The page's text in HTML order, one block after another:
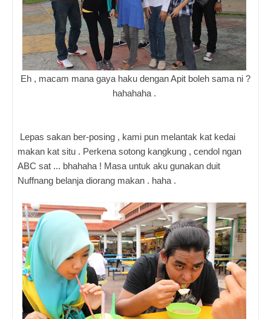
Eh , macam mana gaya haku dengan Apit boleh sama ni ?
hahahaha .
Lepas sakan ber-posing , kami pun melantak kat kedai
makan kat situ . Perkena sotong kangkung , cendol ngan
ABC sat ... bhahaha ! Masa untuk aku gunakan duit
Nuffnang belanja diorang makan . haha .